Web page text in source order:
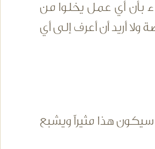
بأن أي عمل يخلوا من
أريد أن أعرف إلى أي
هذا مثيراً ويشبع